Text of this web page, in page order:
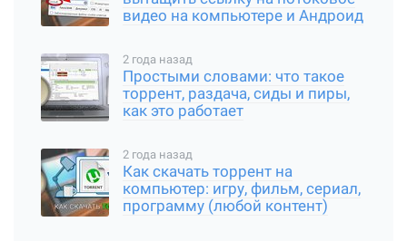
видео на компьютере и Андроид
2 года назад
Простыми словами: что такое
торрент, раздача, сиды и пиры,
как это работает
2 года назад
Как скачать торрент на
компьютер: игру, фильм, сериал,
программу (любой контент)